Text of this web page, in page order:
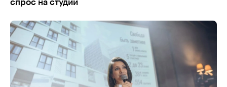
спрос на студии